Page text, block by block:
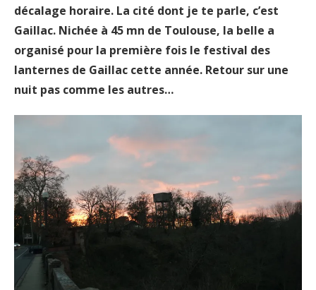
décalage horaire. La cité dont je te parle, c’est
Gaillac. Nichée à 45 mn de Toulouse, la belle a
organisé pour la première fois le festival des
lanternes de Gaillac cette année. Retour sur une
nuit pas comme les autres…